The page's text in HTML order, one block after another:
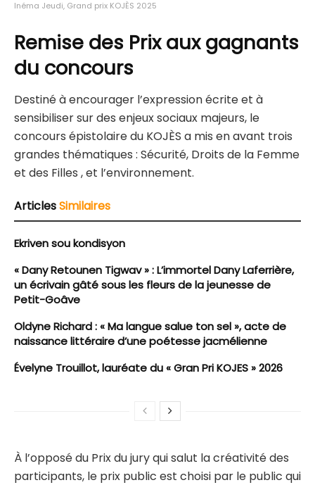
Inéma Jeudi, Grand prix KOJÈS 2025
Remise des Prix aux gagnants
du concours
Destiné à encourager l’expression écrite et à
sensibiliser sur des enjeux sociaux majeurs, le
concours épistolaire du KOJÈS a mis en avant trois
grandes thématiques : Sécurité, Droits de la Femme
et des Filles , et l’environnement.
ArticlesSimilaires
Ekriven sou kondisyon
« Dany Retounen Tigwav » : L’immortel Dany Laferrière,
un écrivain gâté sous les fleurs de la jeunesse de
Petit-Goâve
Oldyne Richard : « Ma langue salue ton sel », acte de
naissance littéraire d’une poétesse jacmélienne
Évelyne Trouillot, lauréate du « Gran Pri KOJES » 2026
À l’opposé du Prix du jury qui salut la créativité des
participants, le prix public est choisi par le public qui